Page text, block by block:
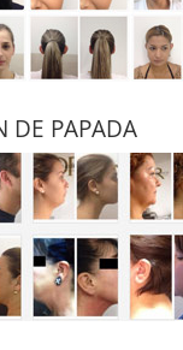
DE PAPADA